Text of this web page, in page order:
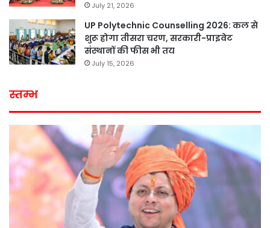
July 21, 2026
UP Polytechnic Counselling 2026: कल से
शुरू होगा तीसरा चरण, सरकारी-प्राइवेट
संस्थानों की फीस भी तय
July 15, 2026
स्तम्भ